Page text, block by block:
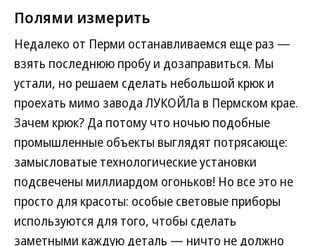
Полями измерить
Недалеко от Перми останавливаемся еще раз —
взять последнюю пробу и дозаправиться. Мы
устали, но решаем сделать небольшой крюк и
проехать мимо завода ЛУКОЙЛа в Пермском крае.
Зачем крюк? Да потому что ночью подобные
промышленные объекты выглядят потрясающе:
замысловатые технологические установки
подсвечены миллиардом огоньков! Но все это не
просто для красоты: ocoбыe cвeтoвыe пpибopы
используются для того, чтобы сделать
заметными каждую деталь — ничто не должно